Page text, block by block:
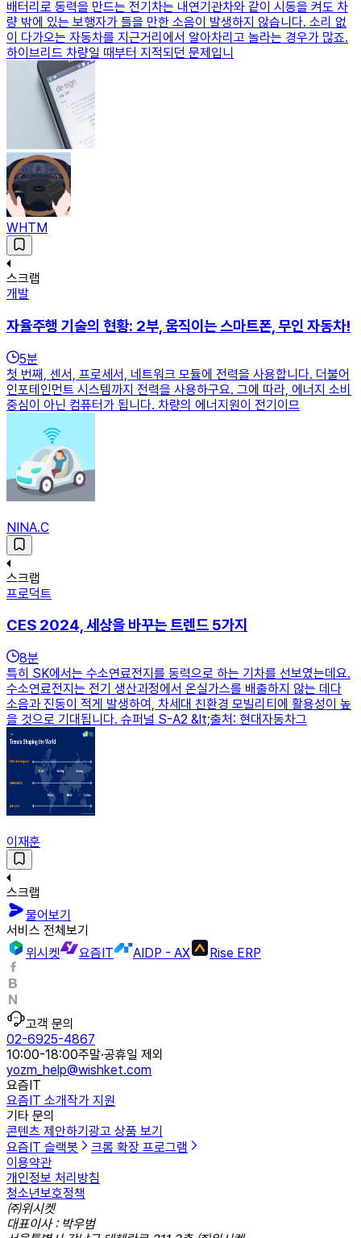
배터리로 동력을 만드는 전기차는 내연기관차와 같이 시동을 켜도 차
량 밖에 있는 보행자가 들을 만한 소음이 발생하지 않습니다. 소리 없
이 다가오는 자동차를 지근거리에서 알아차리고 놀라는 경우가 많죠.
하이브리드 차량일 때부터 지적되던 문제입니
WHTM
스크랩
개발
자율주행 기술의 현황: 2부, 움직이는 스마트폰, 무인 자동차!
5분
첫 번째, 센서, 프로세서, 네트워크 모듈에 전력을 사용합니다. 더불어
인포테인먼트 시스템까지 전력을 사용하구요. 그에 따라, 에너지 소비
중심이 아닌 컴퓨터가 됩니다. 차량의 에너지원이 전기이므
NINA.C
스크랩
프로덕트
CES 2024, 세상을 바꾸는 트렌드 5가지
8분
특히 SK에서는 수소연료전지를 동력으로 하는 기차를 선보였는데요.
수소연료전지는 전기 생산과정에서 온실가스를 배출하지 않는 데다
소음과 진동이 적게 발생하여, 차세대 친환경 모빌리티에 활용성이 높
을 것으로 기대됩니다. 슈퍼널 S-A2 &lt;출처: 현대자동차그
이재훈
스크랩
물어보기
서비스 전체보기
위시켓
요즘IT AIDP - AX Rise ERP
고객 문의
02-6925-4867
10:00-18:00주말·공휴일 제외
yozm_help@wishket.com
요즘IT
요즘IT 소개작가 지원
기타 문의
콘텐츠 제안하기 광고 상품 보기
요즘IT 슬랙봇
크롬 확장 프로그램
이용약관
개인정보 처리방침
청소년보호정책
㈜위시켓
대표이사 : 박우범